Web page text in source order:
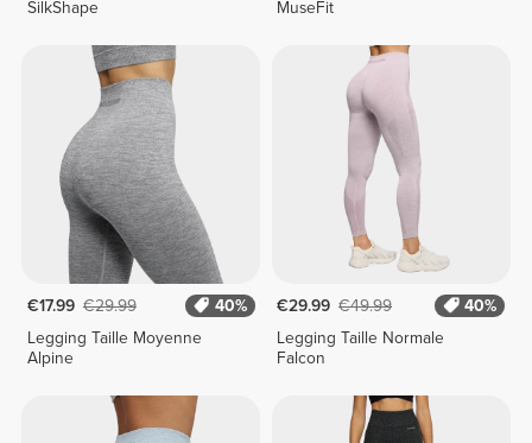
SilkShape
MuseFit
€17.99 €29.99
40%
Legging Taille Moyenne
Alpine
€29.99 €49.99
40%
Legging Taille Normale
Falcon